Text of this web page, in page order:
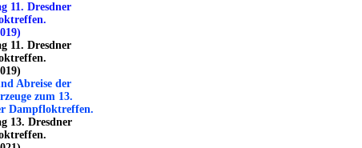
11. Dresdner
11. Dresdner
Abreise der
zum 13.
Dampfloktreffen.
13. Dresdner